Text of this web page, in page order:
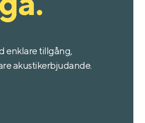
enklare tillgång,
akustikerbjudande.